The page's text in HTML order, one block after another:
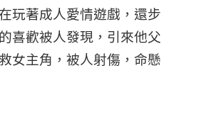
玩著成人愛情遊戲，還步
喜歡被人發現，引來他父
女主角，被人射傷，命懸